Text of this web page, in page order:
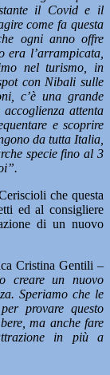
il Covid e il
come fa questa
ogni anno offre
era l’arrampicata,
nel turismo, in
con Nibali sulle
c’è una grande
attenta
e scoprire
da tutta Italia,
specie fino al 3
che questa
ed al consigliere
di un nuovo
Cristina Gentili–
creare un nuovo
Speriamo che le
provare questo
ma anche fare
in più a